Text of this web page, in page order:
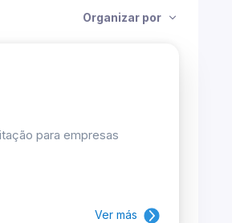
Organizar por
para empresas
Ver más